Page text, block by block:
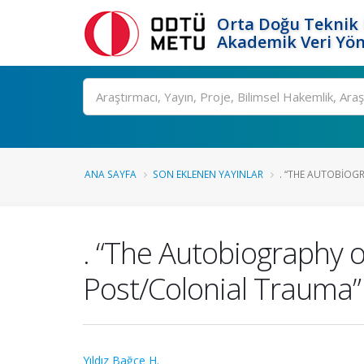
Orta Doğu
Akademik Veri
Ara
ANA SAYFA SON EKLENEN YAYINLAR . “THE
. “The Autobiography
Post/Colonial Trauma”
Yıldız Bağçe H.